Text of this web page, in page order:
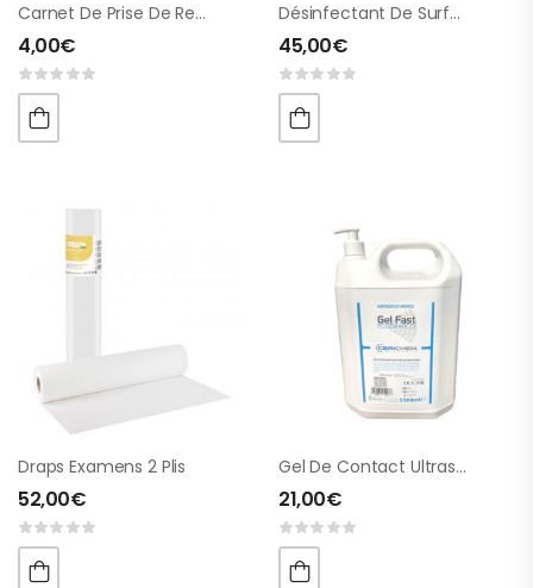
Carnet De Prise De Rendez-Vous
4,00€
Désinfectant De Surfaces (avec Alcool)
45,00€
Draps Examens 2 Plis
52,00€
Gel De Contact Ultrasons GEL FAST
21,00€